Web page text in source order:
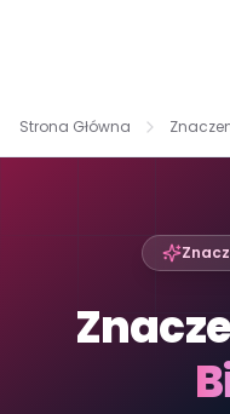
Strona Główna